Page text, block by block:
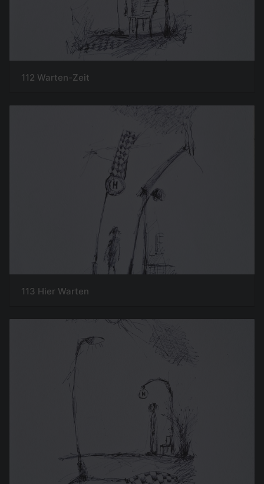
112 Warten-Zeit
113 Hier Warten